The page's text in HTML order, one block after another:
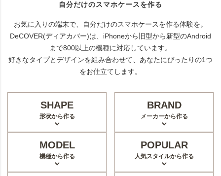
自分だけのスマホケースを作る
お気に入りの端末で、自分だけのスマホケースを作る体験を。
DeCOVER(ディアカバー)は、iPhoneから旧型から新型のAndroid
まで800以上の機種に対応しています。
好きなタイプとデザインを組み合わせて、あなたにぴったりの1つ
をお仕立てします。
SHAPE
形状から作る
BRAND
メーカーから作る
MODEL
機種から作る
POPULAR
人気スタイルから作る